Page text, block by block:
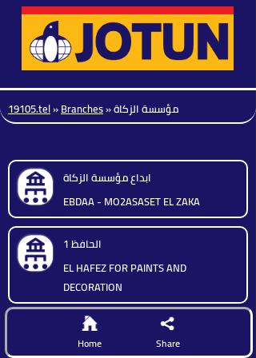
19105.tel»Branches»مؤسسة الزكاة
ابداع مؤسسة الزكاة
EBDAA - MO2ASASET EL ZAKA
الحافظ 1
EL HAFEZ FOR PAINTS AND
DECORATION
Home Share